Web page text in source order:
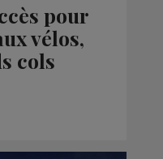
pour
vélos,
cols